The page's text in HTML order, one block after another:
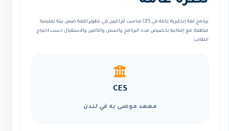
برنامج لغة إنجليزية عامة في CES مناسب للراغبين في تطوير اللغة ضمن بيئة تعليمية
منظمة، مع إمكانية تخصيص مدة البرنامج والسكن والتأمين والاستقبال حسب احتياج
الطالب.
CES
معهد موصى به في لندن